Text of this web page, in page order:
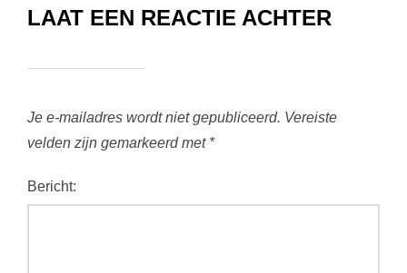
LAAT EEN REACTIE ACHTER
Je e-mailadres wordt niet gepubliceerd. Vereiste
velden zijn gemarkeerd met *
Bericht: